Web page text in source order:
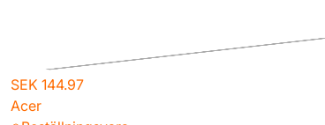
SEK 144.97
Acer